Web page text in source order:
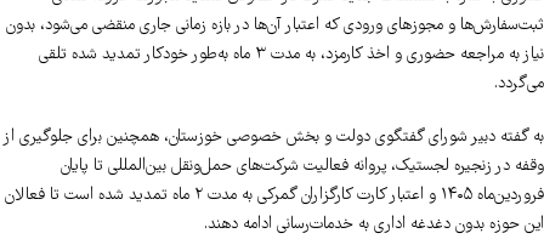
ثبت‌سفارش‌ها و مجوزهای ورودی که اعتبار آن‌ها در بازه زمانی جاری منقضی می‌شود، بدون
نیاز به مراجعه حضوری و اخذ کارمزد، به مدت ۳ ماه به‌طور خودکار تمدید شده تلقی
می‌گردد.
به گفته دبیر شورای گفتگوی دولت و بخش خصوصی خوزستان، همچنین برای جلوگیری از
وقفه در زنجیره لجستیک، پروانه فعالیت شرکت‌های حمل‌ونقل بین‌المللی تا پایان
فروردین‌ماه ۱۴۰۵ و اعتبار کارت کارگزاران گمرکی به مدت ۲ ماه تمدید شده است تا فعالان
این حوزه بدون دغدغه اداری به خدمات‌رسانی ادامه دهند.